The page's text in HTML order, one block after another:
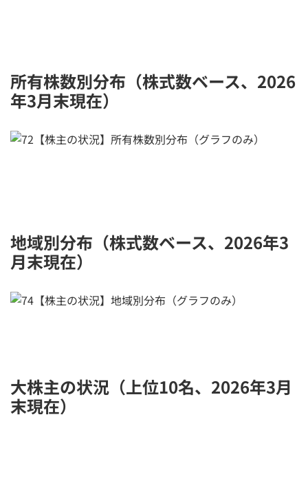
所有株数別分布（株式数ベース、2026
年3月末現在）
地域別分布（株式数ベース、2026年3
月末現在）
大株主の状況（上位10名、2026年3月
末現在）